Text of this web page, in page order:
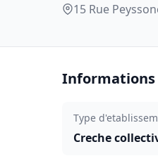
15 Rue
Type
Creche